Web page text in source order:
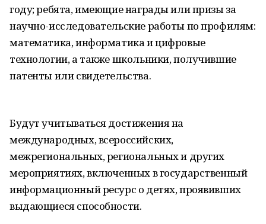
году; ребята, имеющие награды или призы за
научно-исследовательские работы по профилям:
математика, информатика и цифровые
технологии, а также школьники, получившие
патенты или свидетельства.
Будут учитываться достижения на
международных, всероссийских,
межрегиональных, региональных и других
мероприятиях, включенных в государственный
информационный ресурс о детях, проявивших
выдающиеся способности.